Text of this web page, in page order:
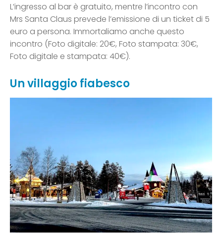
L’ingresso al bar è gratuito, mentre l’incontro con
Mrs Santa Claus prevede l’emissione di un ticket di 5
euro a persona. Immortaliamo anche questo
incontro (Foto digitale: 20€, Foto stampata: 30€,
Foto digitale e stampata: 40€).
Un villaggio fiabesco